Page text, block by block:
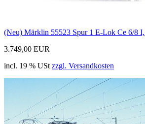
(Neu) Märklin 55523 Spur 1 E-Lok Ce 6/8
3.749,00 EUR
incl. 19 % USt zzgl. Versandkosten